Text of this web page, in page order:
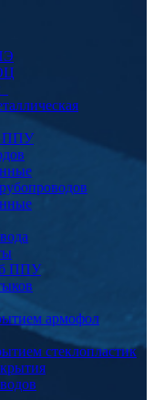
ППУ
ППУ
армофол
стеклопластик